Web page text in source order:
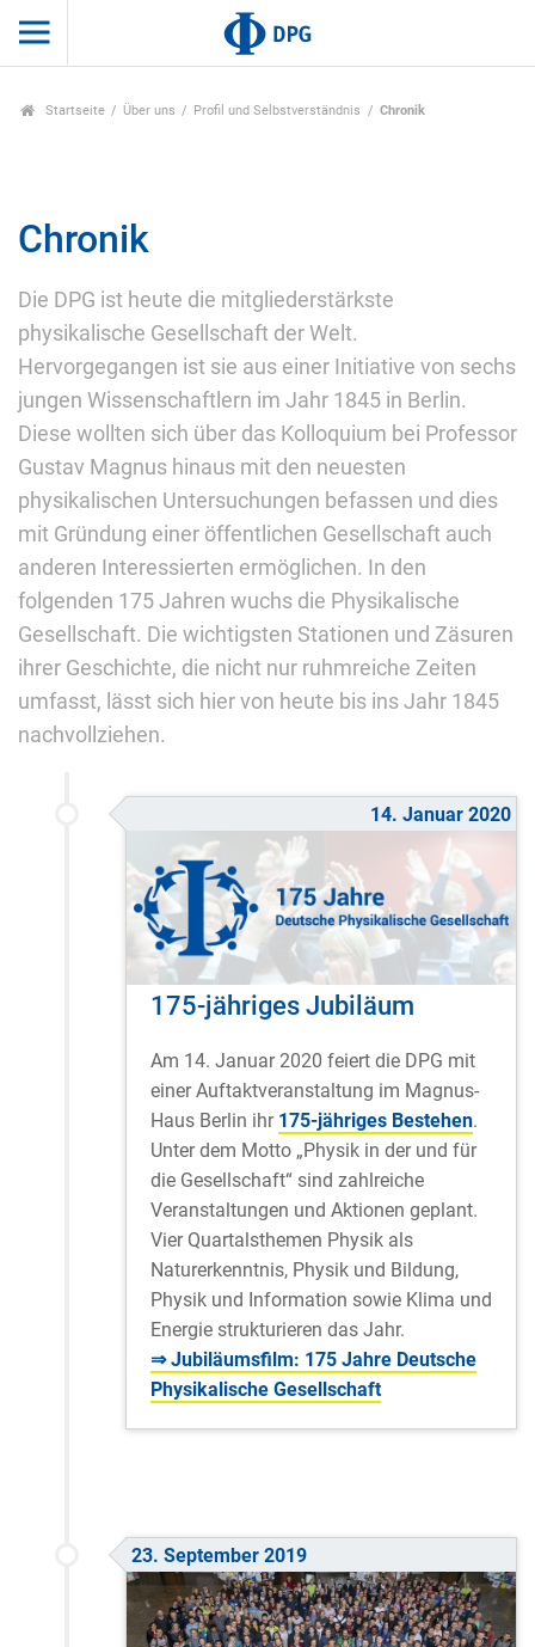
Startseite Über uns Profil und Selbstverständnis Chronik
Chronik
Die DPG ist heute die mitgliederstärkste
physikalische Gesellschaft der Welt.
Hervorgegangen ist sie aus einer Initiative von sechs
jungen Wissenschaftlern im Jahr 1845 in Berlin.
Diese wollten sich über das Kolloquium bei Professor
Gustav Magnus hinaus mit den neuesten
physikalischen Untersuchungen befassen und dies
mit Gründung einer öffentlichen Gesellschaft auch
anderen Interessierten ermöglichen. In den
folgenden 175 Jahren wuchs die Physikalische
Gesellschaft. Die wichtigsten Stationen und Zäsuren
ihrer Geschichte, die nicht nur ruhmreiche Zeiten
umfasst, lässt sich hier von heute bis ins Jahr 1845
nachvollziehen.
14. Januar 2020
175-jähriges Jubiläum
Am 14. Januar 2020 feiert die DPG mit
einer Auftaktveranstaltung im Magnus-
Haus Berlin ihr 175-jähriges Bestehen.
Unter dem Motto „Physik in der und für
die Gesellschaft“ sind zahlreiche
Veranstaltungen und Aktionen geplant.
Vier Quartalsthemen Physik als
Naturerkenntnis, Physik und Bildung,
Physik und Information sowie Klima und
Energie strukturieren das Jahr.
⇒ Jubiläumsfilm: 175 Jahre Deutsche
Physikalische Gesellschaft
23. September 2019